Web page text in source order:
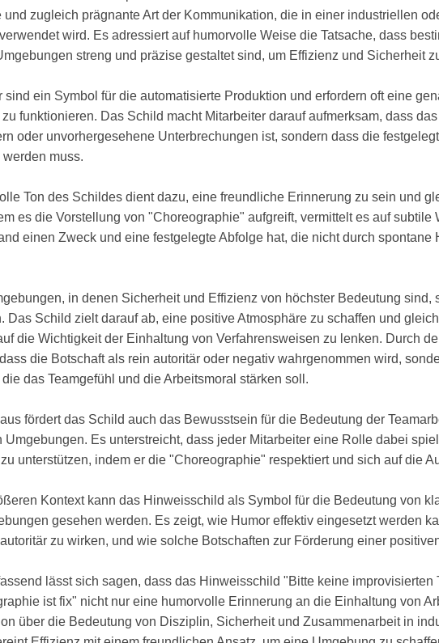
und zugleich prägnante Art der Kommunikation, die in einer industriellen
wird. Es adressiert auf humorvolle Weise die Tatsache, dass
streng und präzise gestaltet sind, um Effizienz und Sicherheit
sind ein Symbol für die automatisierte Produktion und erfordern oft eine
funktionieren. Das Schild macht Mitarbeiter darauf aufmerksam, dass
oder unvorhergesehene Unterbrechungen ist, sondern dass die
muss.
Ton des Schildes dient dazu, eine freundliche Erinnerung zu sein und
es die Vorstellung von "Choreographie" aufgreift, vermittelt es auf
einen Zweck und eine festgelegte Abfolge hat, die nicht durch spontane
in denen Sicherheit und Effizienz von höchster Bedeutung
Das Schild zielt darauf ab, eine positive Atmosphäre zu schaffen und
die Wichtigkeit der Einhaltung von Verfahrensweisen zu lenken. Durch
die Botschaft als rein autoritär oder negativ wahrgenommen wird,
das Teamgefühl und die Arbeitsmoral stärken soll.
fördert das Schild auch das Bewusstsein für die Bedeutung der
Umgebungen. Es unterstreicht, dass jeder Mitarbeiter eine Rolle dabei
unterstützen, indem er die "Choreographie" respektiert und sich auf die
Kontext kann das Hinweisschild als Symbol für die Bedeutung von
gesehen werden. Es zeigt, wie Humor effektiv eingesetzt werden
zu wirken, und wie solche Botschaften zur Förderung einer
lässt sich sagen, dass das Hinweisschild "Bitte keine
ist fix" nicht nur eine humorvolle Erinnerung an die Einhaltung von
über die Bedeutung von Disziplin, Sicherheit und Zusammenarbeit in